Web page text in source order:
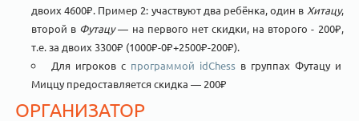
двоих 4600₽. Пример 2: участвуют два ребёнка, один в Хитацу,
второй в Футацу— на первого нет скидки, на второго - 200₽,
т.е. за двоих 3300₽ (1000₽-0₽+2500₽-200₽).
Для игроков с программой idChessв группах Футацу и
Миццу предоставляется скидка — 200₽
ОРГАНИЗАТОР